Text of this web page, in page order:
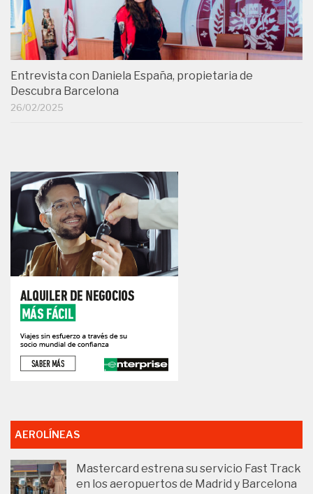
Entrevista con Daniela España, propietaria de
Descubra Barcelona
26/02/2025
AEROLÍNEAS
Mastercard estrena su servicio Fast Track
en los aeropuertos de Madrid y Barcelona